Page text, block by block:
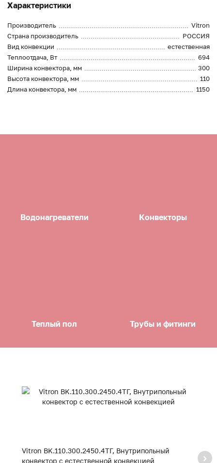
Характеристики
Производитель
Vitron
Страна производитель
РОССИЯ
Вид конвекции
естественная
Теплоотдача, Вт
694
Ширина конвектора, мм
300
Высота конвектора, мм
110
Длина конвектора, мм
1150
Водонагреватели Конвекторы
Теплый пол Трубы и фитинги
Vitron BK.110.300.2450.4ТГ, Внутрипольный
конвектор с естественной конвекцией